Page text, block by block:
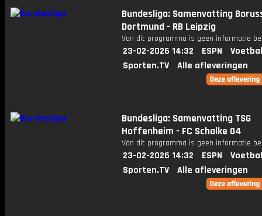
Bundesliga: Samenvatting
Dortmund - RB Leipzig
Van dit programma is geen informatie
23-02-2026 14:32 ESPN
Sporten.TV
Alle afleveringen
Bundesliga: Samenvatting TSG
Hoffenheim - FC Schalke 04
Van dit programma is geen informatie
23-02-2026 14:32 ESPN
Sporten.TV
Alle afleveringen